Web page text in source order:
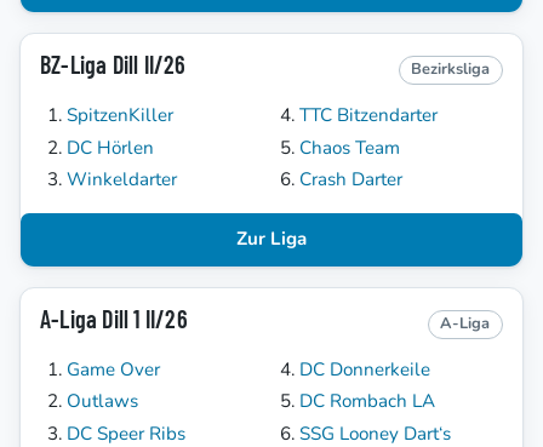
BZ-Liga Dill II/26 Bezirksliga
SpitzenKiller
DC Hörlen
Winkeldarter
TTC Bitzendarter
Chaos Team
Crash Darter
Zur Liga
A-Liga Dill 1 II/26 A-Liga
Game Over
Outlaws
DC Speer Ribs
DC Donnerkeile
DC Rombach LA
SSG Looney Dart‘s